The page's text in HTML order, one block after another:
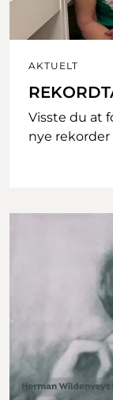
AKTUELT
Visste du at
nye rekorder